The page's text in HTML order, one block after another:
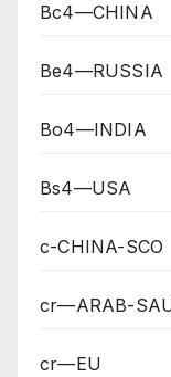
Bc4—CHINA
Be4—RUSSIA
Bo4—INDIA
Bs4—USA
c-CHINA-SCO
cr—ARAB-
cr—EU